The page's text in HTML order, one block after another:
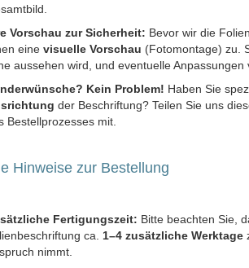
Vorschau zur Sicherheit: Bevor wir die
eine visuelle Vorschau (Fotomontage) zu.
aussehen wird, und eventuelle Anpassungen
Kein Problem! Haben Sie
der Beschriftung? Teilen Sie uns
Bestellprozesses mit.
Hinweise zur Bestellung
Fertigungszeit: Bitte beachten Sie,
ca. 1–4 zusätzliche Werktage
nimmt.